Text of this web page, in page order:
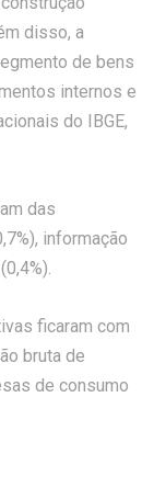
disso, a
de bens
internos e
do IBGE,
das
informação
ficaram com
bruta de
de consumo